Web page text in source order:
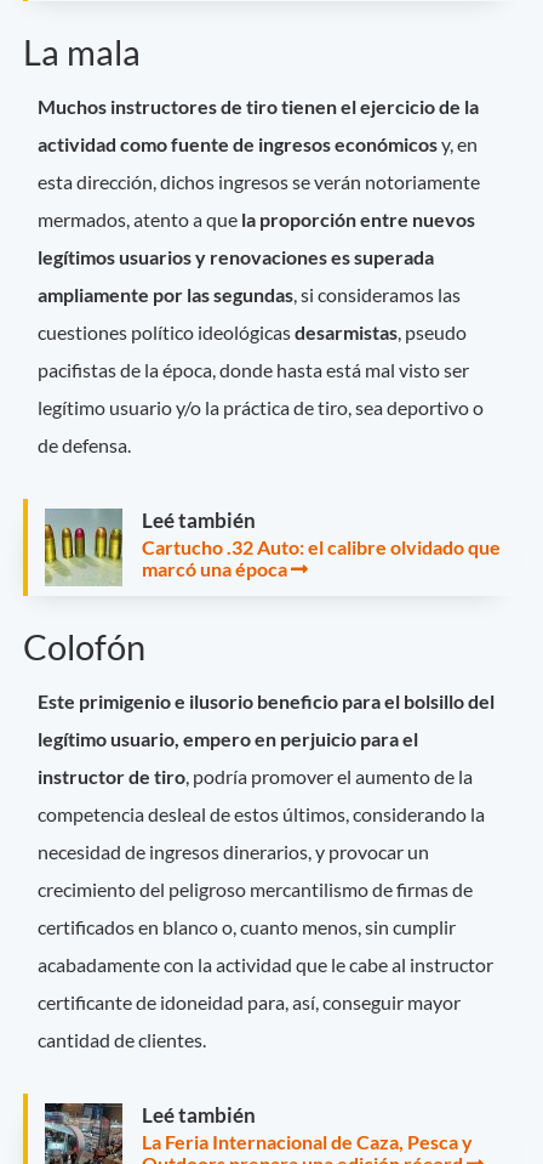
La mala
Muchos instructores de tiro tienen el ejercicio de la
actividad como fuente de ingresos económicosy, en
esta dirección, dichos ingresos se verán notoriamente
mermados, atento a que la proporción entre nuevos
legítimos usuarios y renovaciones es superada
ampliamente por las segundas , si consideramos las
cuestiones político ideológicasdesarmistas , pseudo
pacifistas de la época, donde hasta está mal visto ser
legítimo usuario y/o la práctica de tiro, sea deportivo o
de defensa.
Leé también
Cartucho .32 Auto: el calibre olvidado que
marcó una época
Colofón
Este primigenio e ilusorio beneficio para el bolsillo del
legítimo usuario, empero en perjuicio para el
instructor de tiro, podría promover el aumento de la
competencia desleal de estos últimos, considerando la
necesidad de ingresos dinerarios, y provocar un
crecimiento del peligroso mercantilismo de firmas de
certificados en blanco o, cuanto menos, sin cumplir
acabadamente con la actividad que le cabe al instructor
certificante de idoneidad para, así, conseguir mayor
cantidad de clientes.
Leé también
La Feria Internacional de Caza, Pesca y